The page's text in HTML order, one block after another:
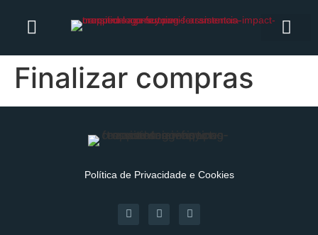
Finalizar compras
Política de Privacidade e Cookies